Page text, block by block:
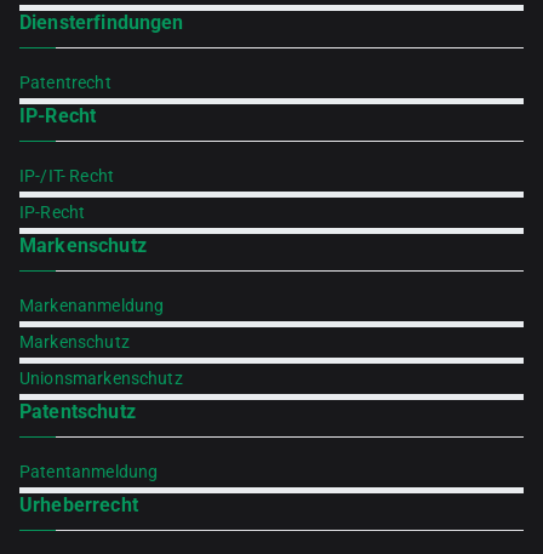
Diensterfindungen
Patentrecht
IP-Recht
IP-/IT- Recht
IP-Recht
Markenschutz
Markenanmeldung
Markenschutz
Unionsmarkenschutz
Patentschutz
Patentanmeldung
Urheberrecht